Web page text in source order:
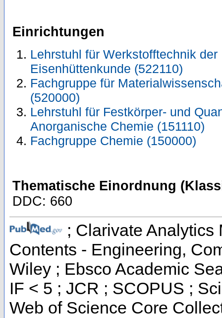
Einrichtungen
Lehrstuhl für Werkstofftechnik
Eisenhüttenkunde (522110)
Fachgruppe für
(520000)
Lehrstuhl für Festkörper- und
Anorganische Chemie (151110)
Fachgruppe Chemie (150000)
Thematische Einordnung
DDC: 660
; Clarivate Analytics
Contents - Engineering,
Wiley ; Ebsco Academic
IF < 5 ; JCR ; SCOPUS ;
Web of Science Core